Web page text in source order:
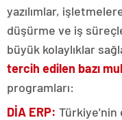
yazılımlar,
düşürme ve iş
büyük kolaylıklar
tercih edilen bazı
programları:
DİA ERP: Türkiye'nin